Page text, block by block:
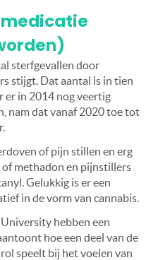
sterfgevallen door
stijgt. Dat aantal is in tien
er in 2014 nog veertig
nam dat vanaf 2020 toe tot
of pijn stillen en erg
of methadon en pijnstillers
Gelukkig is er een
in de vorm van cannabis.
hebben een
hoe een deel van de
speelt bij het voelen van